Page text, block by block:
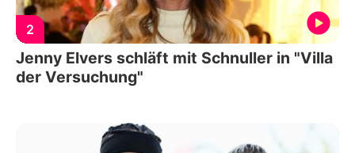
2
Jenny Elvers schläft mit Schnuller in "Villa
der Versuchung"